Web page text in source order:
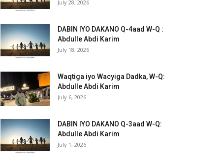
July 28, 2026
DABIN IYO DAKANO Q-4aad W-Q :
Abdulle Abdi Karim
July 18, 2026
Waqtiga iyo Wacyiga Dadka, W-Q:
Abdulle Abdi Karim
July 6, 2026
DABIN IYO DAKANO Q-3aad W-Q:
Abdulle Abdi Karim
July 1, 2026